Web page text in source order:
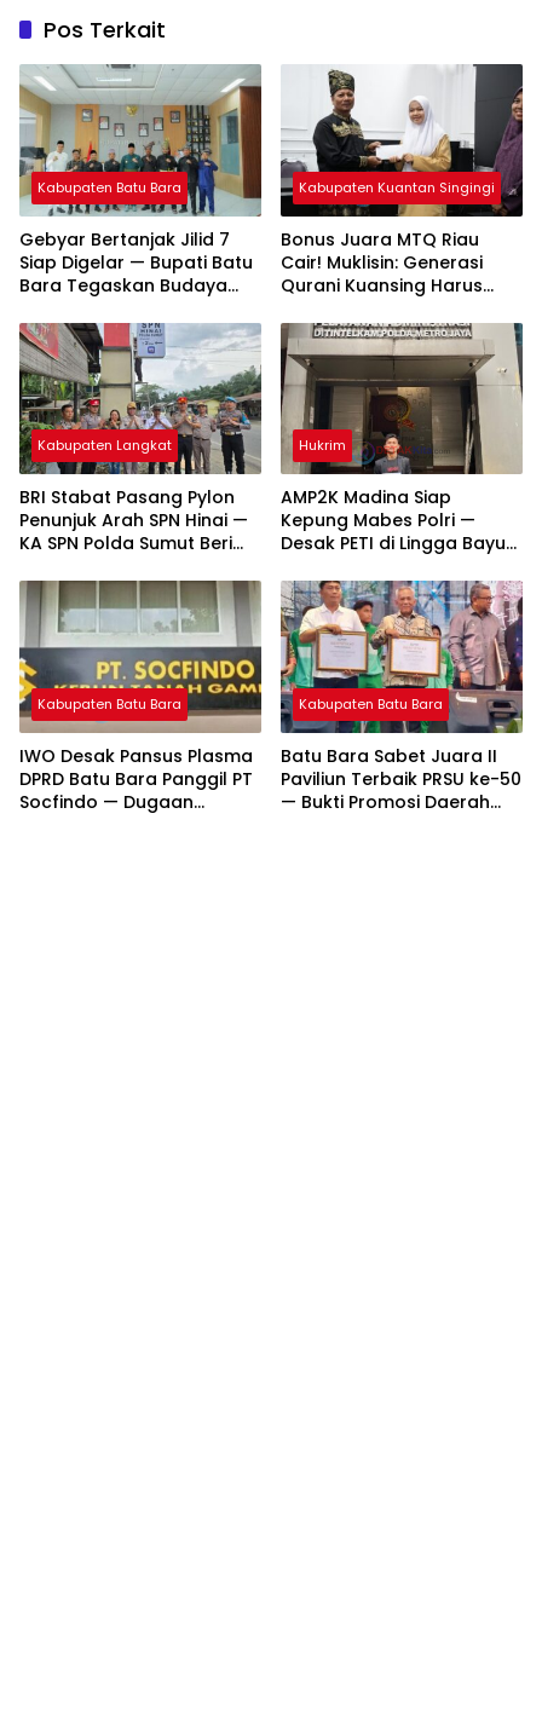
Pos Terkait
Kabupaten Batu Bara
Gebyar Bertanjak Jilid 7
Siap Digelar — Bupati Batu
Bara Tegaskan Budaya
Kabupaten Kuantan Singingi
Bonus Juara MTQ Riau
Cair! Muklisin: Generasi
Qurani Kuansing Harus
Kabupaten Langkat
BRI Stabat Pasang Pylon
Penunjuk Arah SPN Hinai —
KA SPN Polda Sumut Beri
Hukrim
AMP2K Madina Siap
Kepung Mabes Polri —
Desak PETI di Lingga Bayu
Tuntas
Kabupaten Batu Bara
IWO Desak Pansus Plasma
DPRD Batu Bara Panggil PT
Socfindo — Dugaan
Kabupaten Batu Bara
Batu Bara Sabet Juara II
Paviliun Terbaik PRSU ke-50
— Bukti Promosi Daerah